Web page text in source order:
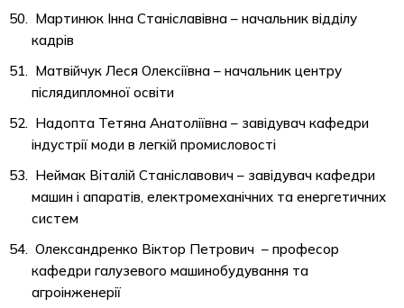
Мартинюк Інна Станіславівна – начальник відділу
кадрів
Матвійчук Леся Олексіївна – начальник центру
післядипломної освіти
Надопта Тетяна Анатоліївна – завідувач кафедри
індустрії моди в легкій промисловості
Неймак Віталій Станіславович – завідувач кафедри
машин і апаратів, електромеханічних та енергетичних
систем
Олександренко Віктор Петрович – професор
кафедри галузевого машинобудування та
агроінженерії